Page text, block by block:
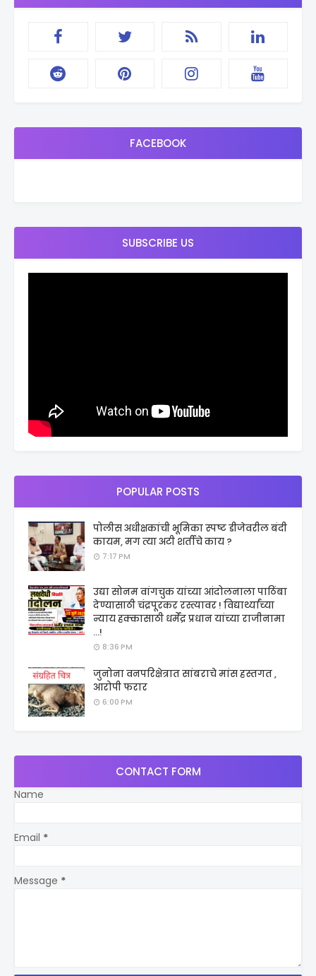
FACEBOOK
SUBSCRIBE US
POPULAR POSTS
पोलीस अधीक्षकांची भूमिका स्पष्ट डीजेवरील बंदी
कायम, मग त्या अटी शर्तीचे काय ?
7:17 PM
उद्या सोनम वांगचुक यांच्या आंदोलनाला पाठिंबा
देण्यासाठी चंद्रपूरकर रस्त्यावर ! विद्यार्थ्यांच्या
न्याय हक्कासाठी धर्मेंद्र प्रधान यांच्या राजीनामा
...!
8:36 PM
जुनोना वनपरिक्षेत्रात सांबराचे मांस हस्तगत ,
आरोपी फरार
6:00 PM
CONTACT FORM
Name
Email *
Message *